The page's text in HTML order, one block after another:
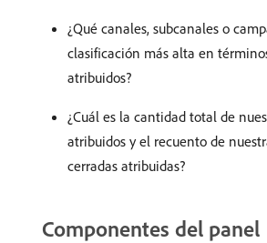
¿Qué canales, subcanales o
clasificación más alta en
atribuidos?
¿Cuál es la cantidad total de
atribuidos y el recuento de
cerradas atribuidas?
Componentes del panel